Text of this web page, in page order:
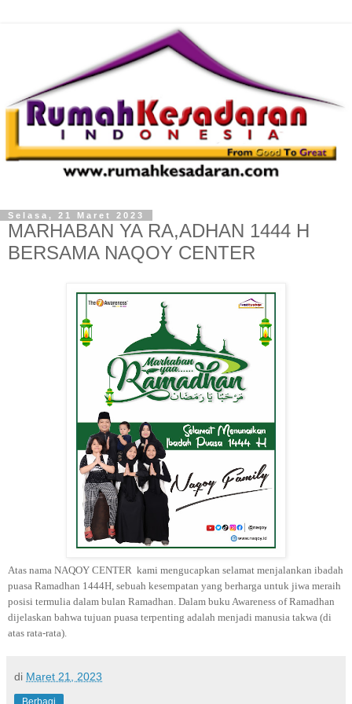
Selasa, 21 Maret 2023
MARHABAN YA RA,ADHAN 1444 H
BERSAMA NAQOY CENTER
Atas nama NAQOY CENTER kami mengucapkan selamat menjalankan ibadah
puasa Ramadhan 1444H, sebuah kesempatan yang berharga untuk jiwa meraih
posisi termulia dalam bulan Ramadhan. Dalam buku Awareness of Ramadhan
dijelaskan bahwa tujuan puasa terpenting adalah menjadi manusia takwa (di
atas rata-rata).
di Maret 21, 2023
Berbagi